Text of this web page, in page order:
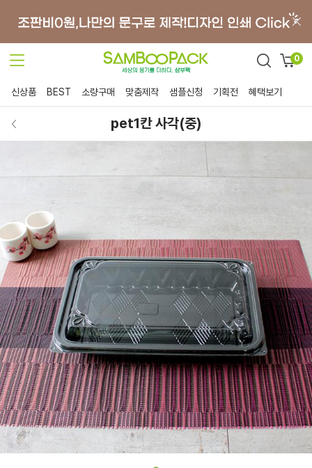
0
신상품 BEST 소량구매 맞춤제작 샘플신청 기획전 혜택보기
pet1칸 사각(중)